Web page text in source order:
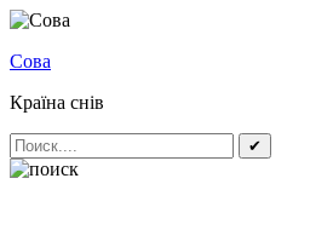
Сова
Країна снів
✔